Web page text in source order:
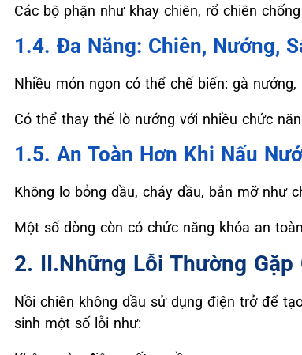
Các bộ phận như khay chiên, rổ chiên
1.4. Đa Năng: Chiên, Nướng,
Nhiều món ngon có thể chế biến: gà
Có thể thay thế lò nướng với nhiều chức
1.5. An Toàn Hơn Khi Nấu
Không lo bỏng dầu, cháy dầu, bắn mỡ như
Một số dòng còn có chức năng khóa an
2. II.Những Lỗi Thường Gặp
Nồi chiên không dầu sử dụng điện trở để
sinh một số lỗi như: